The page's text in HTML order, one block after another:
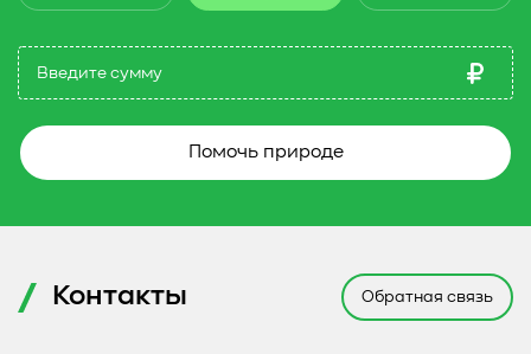
Помочь природе
Контакты Обратная связь